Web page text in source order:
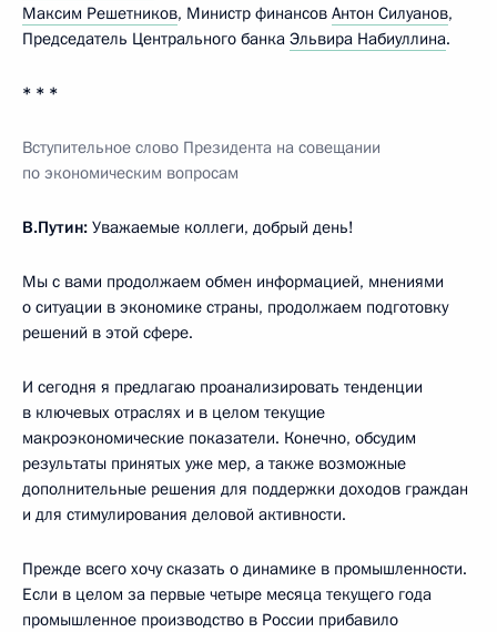
Максим Решетников, Министр финансов Антон Силуанов,
Председатель Центрального банка Эльвира Набиуллина.
* * *
Вступительное слово Президента на совещании
по экономическим вопросам
В.Путин: Уважаемые коллеги, добрый день!
Мы с вами продолжаем обмен информацией, мнениями
о ситуации в экономике страны, продолжаем подготовку
решений в этой сфере.
И сегодня я предлагаю проанализировать тенденции
в ключевых отраслях и в целом текущие
макроэкономические показатели. Конечно, обсудим
результаты принятых уже мер, а также возможные
дополнительные решения для поддержки доходов граждан
и для стимулирования деловой активности.
Прежде всего хочу сказать о динамике в промышленности.
Если в целом за первые четыре месяца текущего года
промышленное производство в России прибавило